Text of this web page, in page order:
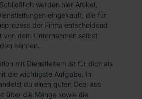
werden hier Artikel,
eingekauft, die für
der Firma entscheidend
von dem Unternehmen selbst
können.
mit Dienstleitern ist für dich als
die wichtigste Aufgabe. In
du einen guten Deal aus
über die Menge sowie die